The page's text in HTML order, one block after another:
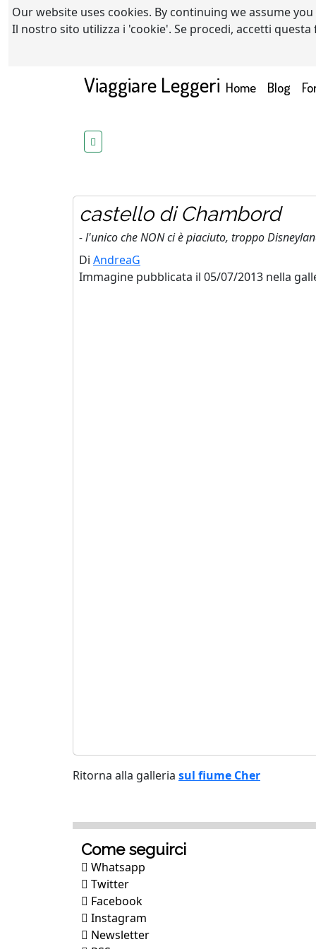
Our website uses cookies. By continuing we assume
Il nostro sito utilizza i 'cookie'. Se procedi, accetti questa
Viaggiare Leggeri Home(current)
Blog
castello di Chambord
- l'unico che NON ci è piaciuto, troppo
Di AndreaG
Immagine pubblicata il 05/07/2013 nella
Ritorna alla galleria sul fiume Cher
Come seguirci
Whatsapp
Twitter
Facebook
Instagram
Newsletter